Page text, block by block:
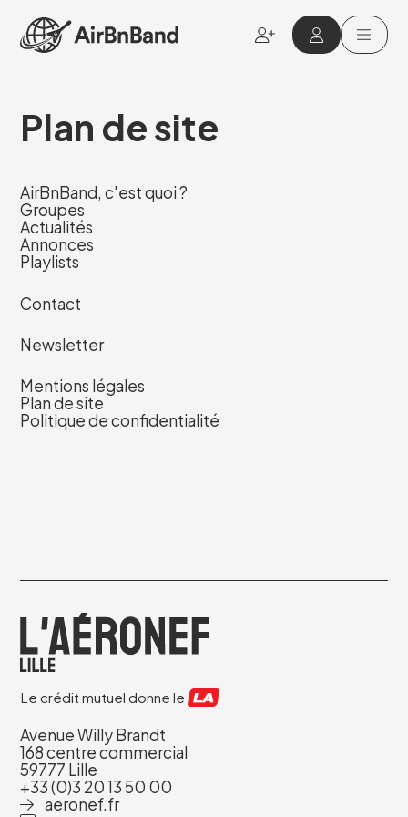
Plan de site
AirBnBand, c'est quoi ?
Groupes
Actualités
Annonces
Playlists
Contact
Newsletter
Mentions légales
Plan de site
Politique de confidentialité
Le crédit mutuel donne le
Avenue Willy Brandt
168 centre commercial
59777 Lille
+33 (0)3 20 13 50 00
aeronef.fr